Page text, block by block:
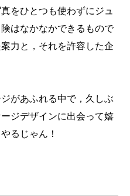
をひとつも使わずにジュ
はなかなかできるもので
力と，それを許容した企
があふれる中で，久しぶ
ジデザインに出会って嬉
るじゃん！